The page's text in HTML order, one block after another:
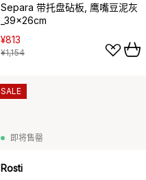
Separa 带托盘砧板, 鹰嘴豆泥灰
_39x26cm
¥813
¥1,154
即将售罄
Rosti
SALE